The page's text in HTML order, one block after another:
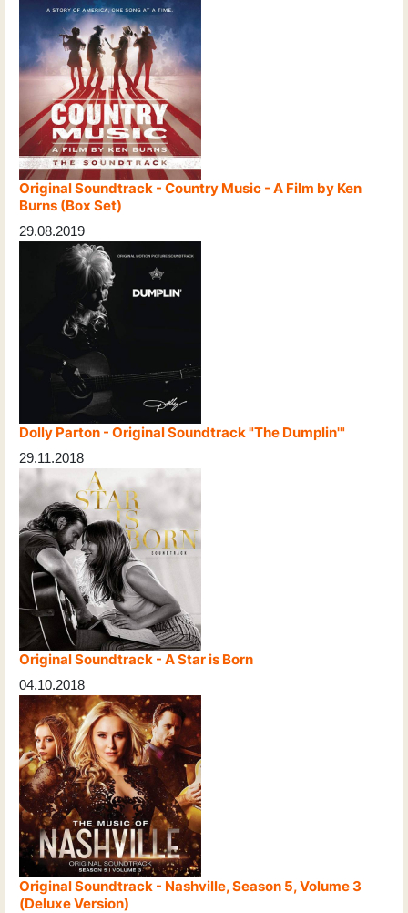
Original Soundtrack - Country Music - A Film by Ken
Burns (Box Set)
29.08.2019
Dolly Parton - Original Soundtrack "The Dumplin'"
29.11.2018
Original Soundtrack - A Star is Born
04.10.2018
Original Soundtrack - Nashville, Season 5, Volume 3
(Deluxe Version)